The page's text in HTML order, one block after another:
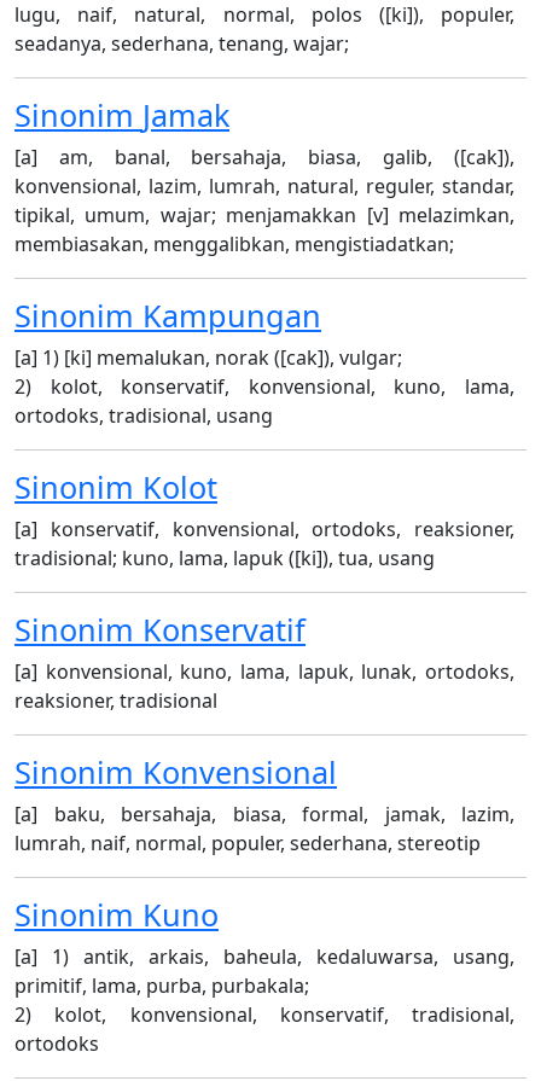
lugu, naif, natural, normal, polos ([ki]), populer,
seadanya, sederhana, tenang, wajar;
Sinonim Jamak
[a] am, banal, bersahaja, biasa, galib, ([cak]),
konvensional, lazim, lumrah, natural, reguler, standar,
tipikal, umum, wajar; menjamakkan [v] melazimkan,
membiasakan, menggalibkan, mengistiadatkan;
Sinonim Kampungan
[a] 1) [ki] memalukan, norak ([cak]), vulgar;
2) kolot, konservatif, konvensional, kuno, lama,
ortodoks, tradisional, usang
Sinonim Kolot
[a] konservatif, konvensional, ortodoks, reaksioner,
tradisional; kuno, lama, lapuk ([ki]), tua, usang
Sinonim Konservatif
[a] konvensional, kuno, lama, lapuk, lunak, ortodoks,
reaksioner, tradisional
Sinonim Konvensional
[a] baku, bersahaja, biasa, formal, jamak, lazim,
lumrah, naif, normal, populer, sederhana, stereotip
Sinonim Kuno
[a] 1) antik, arkais, baheula, kedaluwarsa, usang,
primitif, lama, purba, purbakala;
2) kolot, konvensional, konservatif, tradisional,
ortodoks